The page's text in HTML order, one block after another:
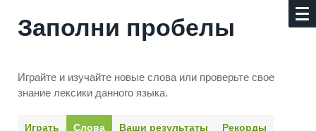
Заполни пробелы
Играйте и изучайте новые слова или про­верьте свое
знание лексики данного языка.
Играть Слова Ваши результаты Рекорды